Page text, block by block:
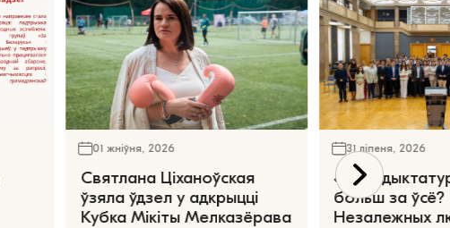
01 жніўня, 2026
Святлана Ціханоўская
ўзяла ўдзел у адкрыцці
Кубка Мікіты Мелказёрава
31 ліпеня, 2026
«Чаго
больш за ўсё?
Незалежных